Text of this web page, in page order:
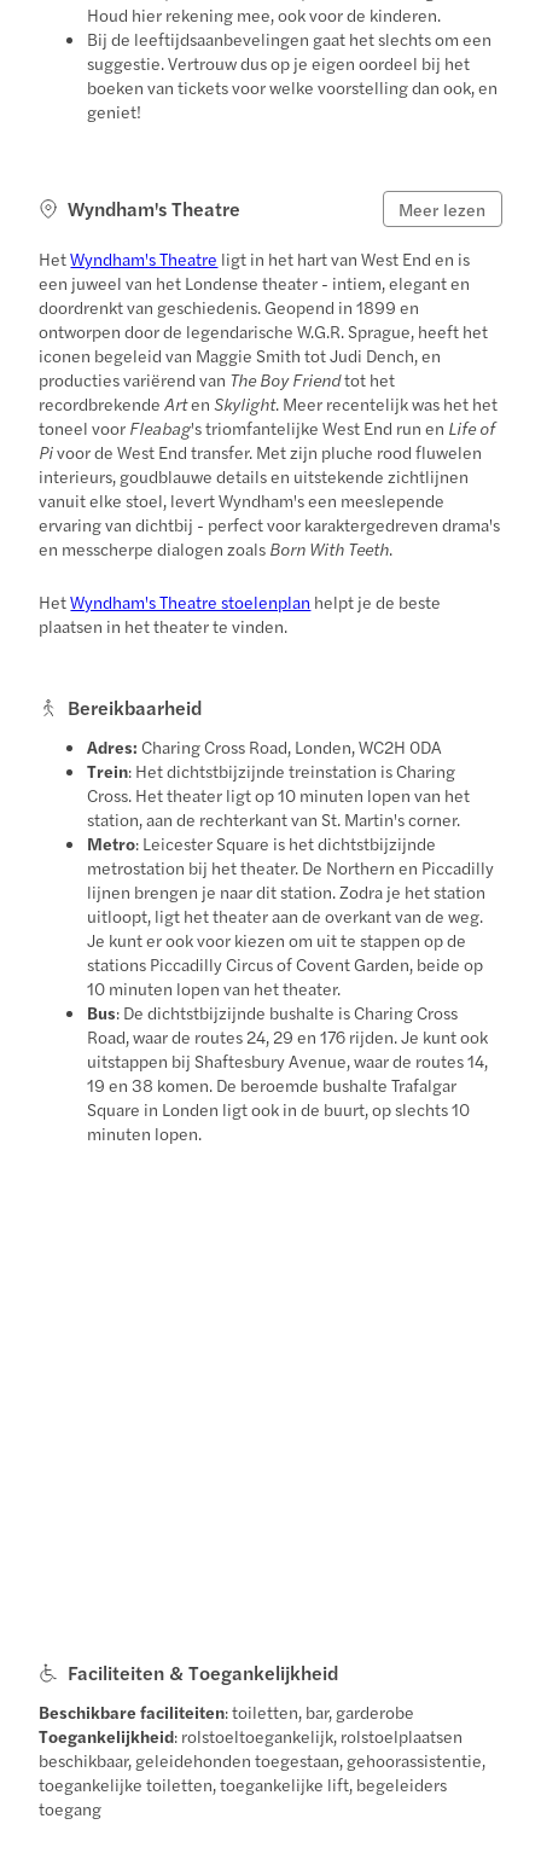
Houd hier rekening mee, ook voor de kinderen.
Bij de leeftijdsaanbevelingen gaat het slechts om een
suggestie. Vertrouw dus op je eigen oordeel bij het
boeken van tickets voor welke voorstelling dan ook, en
geniet!
Wyndham's Theatre Meer lezen
HetWyndham's Theatre ligt in het hart van West End en is
een juweel van het Londense theater - intiem, elegant en
doordrenkt van geschiedenis. Geopend in 1899 en
ontworpen door de legendarische W.G.R. Sprague, heeft het
iconen begeleid van Maggie Smith tot Judi Dench, en
producties variërend van The Boy Friendtot het
recordbrekendeArtenSkylight. Meer recentelijk was het het
toneel voor Fleabag's triomfantelijke West End run en Life of
Pivoor de West End transfer. Met zijn pluche rood fluwelen
interieurs, goudblauwe details en uitstekende zichtlijnen
vanuit elke stoel, levert Wyndham's een meeslepende
ervaring van dichtbij - perfect voor karaktergedreven drama's
en messcherpe dialogen zoals Born With Teeth.
HetWyndham's Theatre stoelenplan helpt je de beste
plaatsen in het theater te vinden.
Bereikbaarheid
Adres: Charing Cross Road, Londen, WC2H 0DA
Trein: Het dichtstbijzijnde treinstation is Charing
Cross. Het theater ligt op 10 minuten lopen van het
station, aan de rechterkant van St. Martin's corner.
Metro: Leicester Square is het dichtstbijzijnde
metrostation bij het theater. De Northern en Piccadilly
lijnen brengen je naar dit station. Zodra je het station
uitloopt, ligt het theater aan de overkant van de weg.
Je kunt er ook voor kiezen om uit te stappen op de
stations Piccadilly Circus of Covent Garden, beide op
10 minuten lopen van het theater.
Bus: De dichtstbijzijnde bushalte is Charing Cross
Road, waar de routes 24, 29 en 176 rijden. Je kunt ook
uitstappen bij Shaftesbury Avenue, waar de routes 14,
19 en 38 komen. De beroemde bushalte Trafalgar
Square in Londen ligt ook in de buurt, op slechts 10
minuten lopen.
Faciliteiten & Toegankelijkheid
Beschikbare faciliteiten: toiletten, bar, garderobe
Toegankelijkheid: rolstoeltoegankelijk, rolstoelplaatsen
beschikbaar, geleidehonden toegestaan, gehoorassistentie,
toegankelijke toiletten, toegankelijke lift, begeleiders
toegang